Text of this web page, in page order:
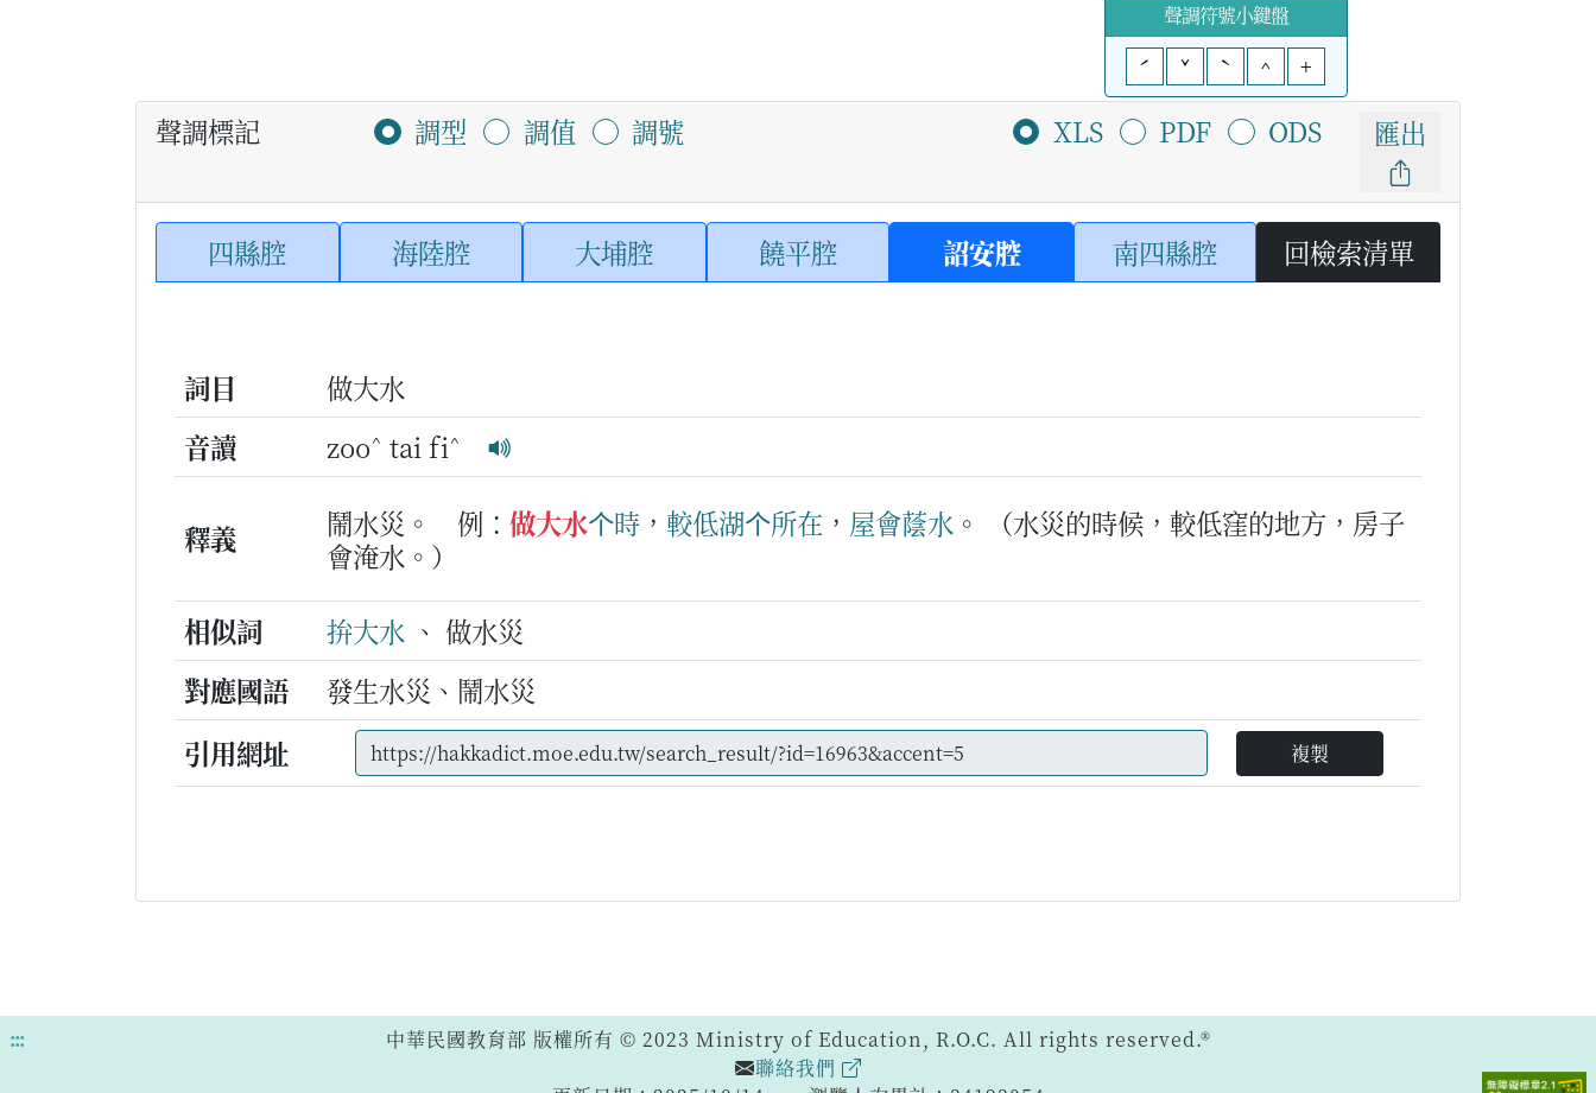
聲調符號小鍵盤
ˊ
ˇ ˋ ^ +
聲調標記 調型 調值 調號 XLS PDF ODS 匯出
四縣腔 海陸腔 大埔腔 饒平腔 詔安腔 南四縣腔 回檢索清單
詞目
做大水
音讀
zoo^ tai fi^
釋義 鬧水災。 例： 做大水个時 ， 較低湖个所在 ， 屋會蔭水 。
（水災的時候，較低窪的地方，房子
會淹水。）
相似詞
拚大水 、 做水災
對應國語
發生水災、鬧水災
引用網址
複製
:::
中華民國教育部 版權所有 © 2023 Ministry of Education, R.O.C. All rights reserved.®
聯絡我們